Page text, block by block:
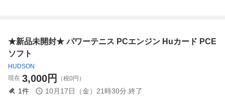
★新品未開封★ パワーテニス PCエンジン Huカード PCE
ソフト
HUDSON
現在 3,000円 （税0円）
1件 10月17日（金）21時30分 終了